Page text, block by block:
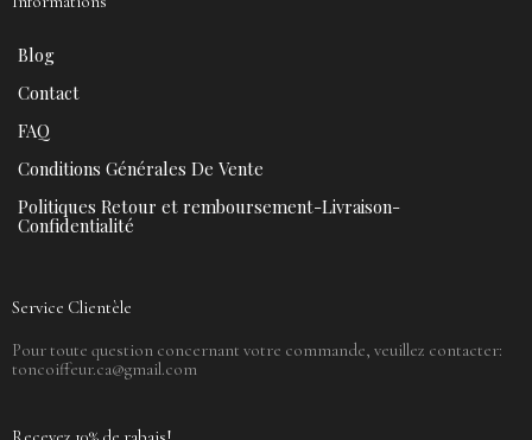
Blog
Contact
FAQ
Conditions Générales De Vente
Politiques Retour et remboursement-Livraison-
Confidentialité
Service Clientèle
Pour toute question concernant votre commande, veuillez contacter:
toncoiffeur.ca@gmail.com